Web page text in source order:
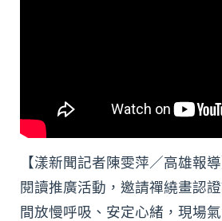
【漾新聞記者陳雯萍／高雄報
閱讀推廣活動，邀請禪繞畫認
間放慢呼吸、安定心緒，現場